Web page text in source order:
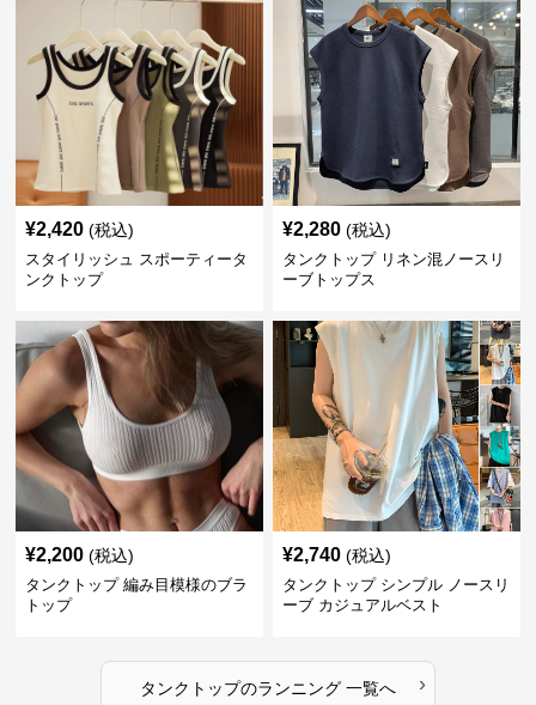
¥2,420 (税込)
スタイリッシュ スポーティータ
ンクトップ
¥2,280 (税込)
タンクトップ リネン混ノースリ
ーブトップス
¥2,200 (税込)
タンクトップ 編み目模様のブラ
トップ
¥2,740 (税込)
タンクトップ シンプル ノースリ
ーブ カジュアルベスト
タンクトップのランニング 一覧へ ›